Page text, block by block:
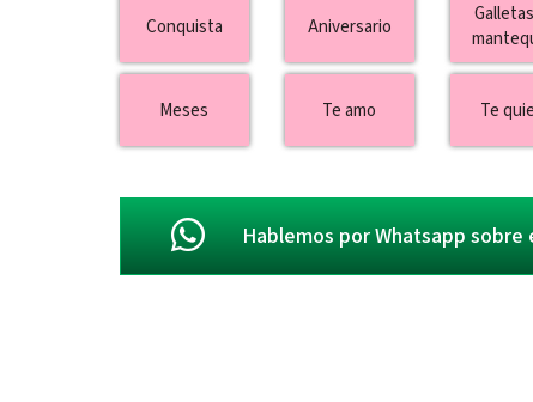
Conquista Aniversario
Meses Te amo Te
Hablemos por Whatsapp